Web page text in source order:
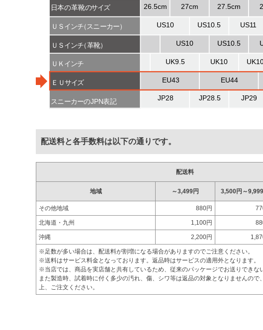
配送料と各手数料は以下の通りです。
配送料
地域 ～3,499円 3,500円～
その他地域 880円
北海道・九州 1,100円
沖縄 2,200円
※足数が多い場合は、配送料が割増になる場合がありますのでご注意ください。
※送料はサービス料金となっております。返品時はサービスの適用外となります。
※当店では、商品を実店舗と共有しているため、従来のパッケージでお送りできな
また製造時、試着時に付く多少の汚れ、傷、シワ等は返品の対象となりませんので
上、ご注文ください。